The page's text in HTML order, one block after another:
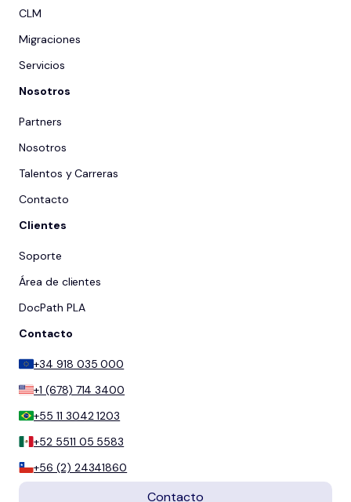
CLM
Migraciones
Servicios
Nosotros
Partners
Nosotros
Talentos y Carreras
Contacto
Clientes
Soporte
Área de clientes
DocPath PLA
Contacto
+34 918 035 000
+1 (678) 714 3400
+55 11 3042 1203
+52 5511 05 5583
+56 (2) 24341860
Contacto